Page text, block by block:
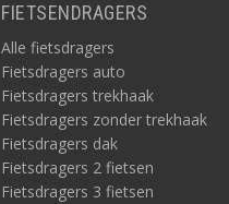
FIETSENDRAGERS
Alle fietsdragers
Fietsdragers auto
Fietsdragers trekhaak
Fietsdragers zonder trekhaak
Fietsdragers dak
Fietsdragers 2 fietsen
Fietsdragers 3 fietsen